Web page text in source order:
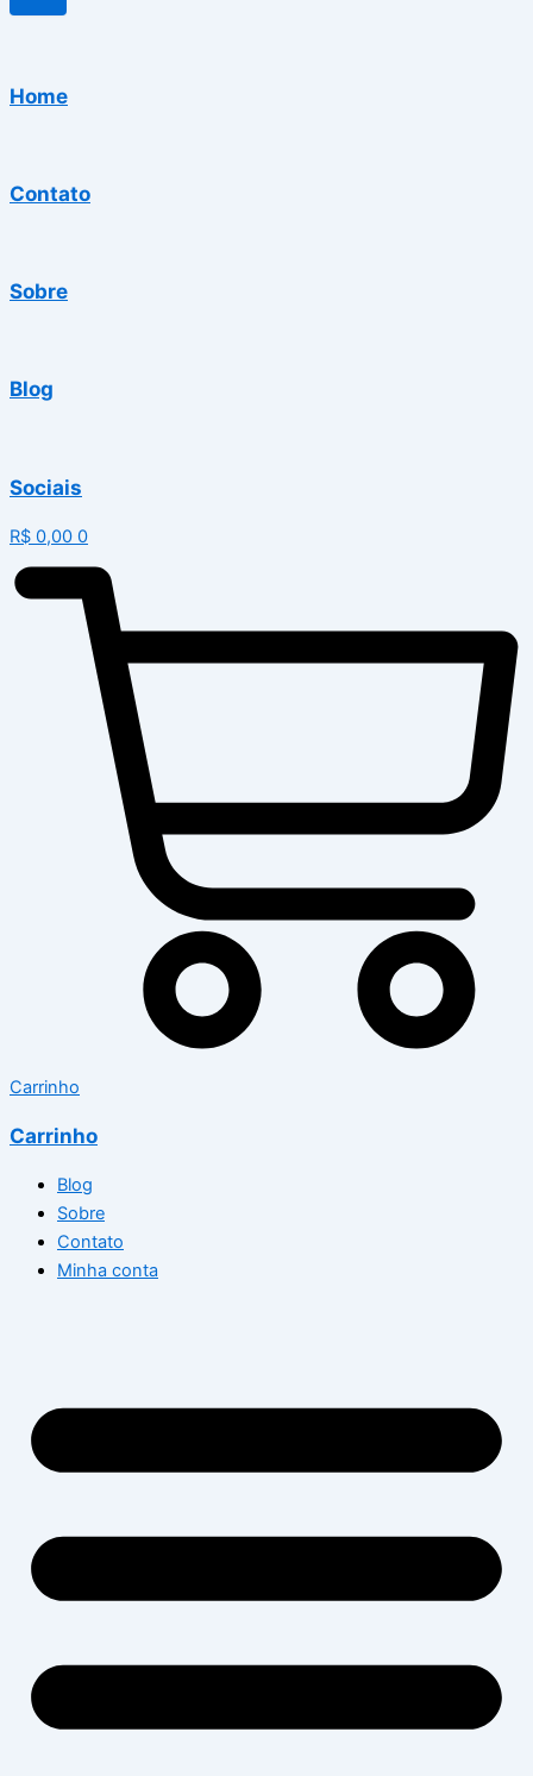
Home
Contato
Sobre
Blog
Sociais
R$ 0,00 0
Carrinho
Carrinho
Blog
Sobre
Contato
Minha conta